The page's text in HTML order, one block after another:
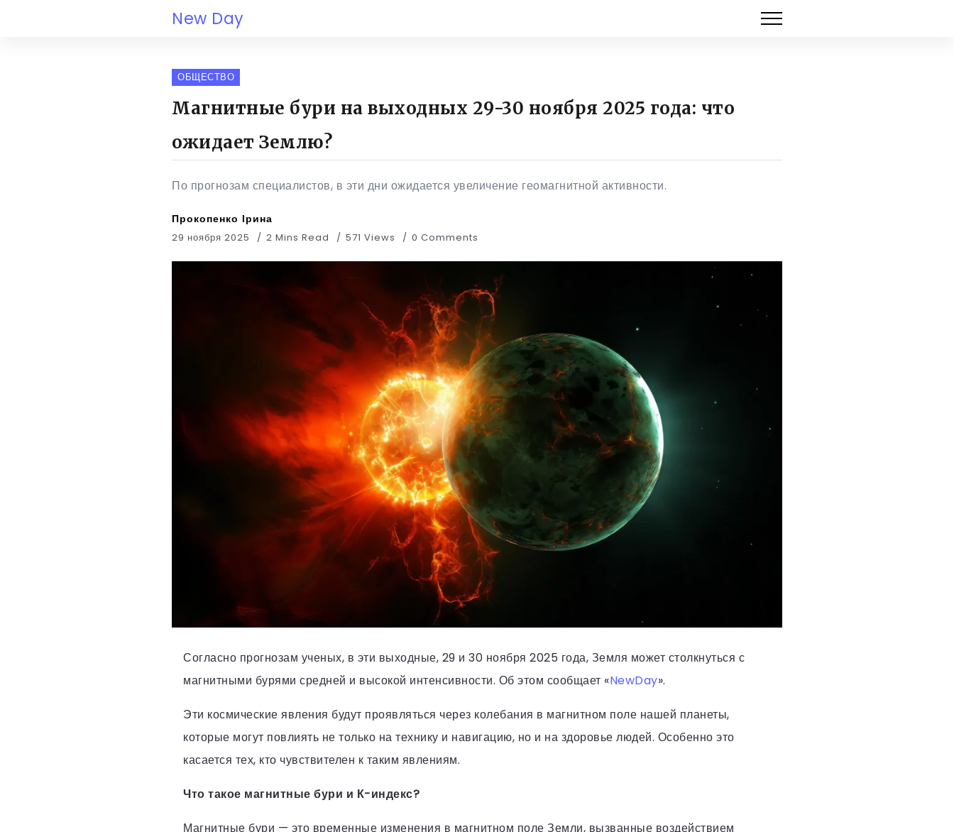
New Day
ОБЩЕСТВО
Магнитные бури на выходных 29-30 ноября 2025 года: что
ожидает Землю?
По прогнозам специалистов, в эти дни ожидается увеличение геомагнитной активности.
Прокопенко Ірина
29 ноября 2025 2 Mins Read 571 Views 0 Comments
Согласно прогнозам ученых, в эти выходные, 29 и 30 ноября 2025 года, Земля может столкнуться с
магнитными бурями средней и высокой интенсивности. Об этом сообщает «NewDay».
Эти космические явления будут проявляться через колебания в магнитном поле нашей планеты,
которые могут повлиять не только на технику и навигацию, но и на здоровье людей. Особенно это
касается тех, кто чувствителен к таким явлениям.
Что такое магнитные бури и К-индекс?
Магнитные бури — это временные изменения в магнитном поле Земли, вызванные воздействием